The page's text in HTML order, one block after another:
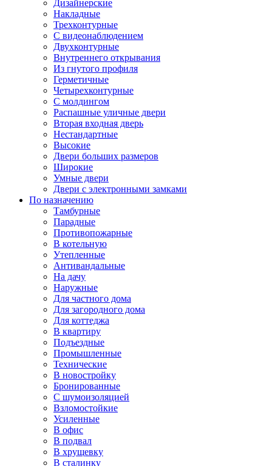
Дизайнерские
Накладные
Трехконтурные
С видеонаблюдением
Двухконтурные
Внутреннего открывания
Из гнутого профиля
Герметичные
Четырехконтурные
С молдингом
Распашные уличные двери
Вторая входная дверь
Нестандартные
Высокие
Двери больших размеров
Широкие
Умные двери
Двери с электронными замками
По назначению
Тамбурные
Парадные
Противопожарные
В котельную
Утепленные
Антивандальные
На дачу
Наружные
Для частного дома
Для загородного дома
Для коттеджа
В квартиру
Подъездные
Промышленные
Технические
В новостройку
Бронированные
С шумоизоляцией
Взломостойкие
Усиленные
В офис
В подвал
В хрущевку
В сталинку